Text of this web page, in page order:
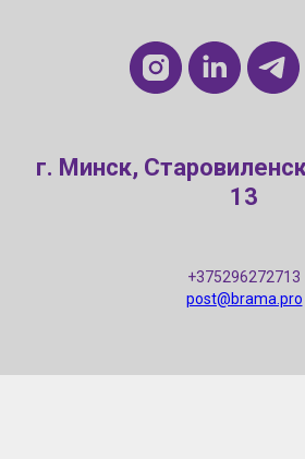
г. Минск,
13
+375296272713
post@brama.pro